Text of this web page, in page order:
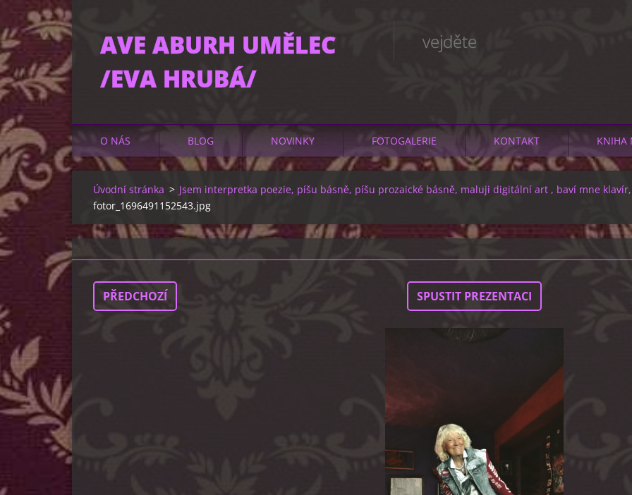
AVE ABURH UMĚLEC
/EVA HRUBÁ/
vejděte
O NÁS BLOG NOVINKY FOTOGALERIE KONTAKT KNIHA
Úvodní stránka > Jsem interpretka poezie, píšu básně, píšu prozaické básně, maluji digitální art , baví mne
fotor_1696491152543.jpg
PŘEDCHOZÍ SPUSTIT PREZENTACI